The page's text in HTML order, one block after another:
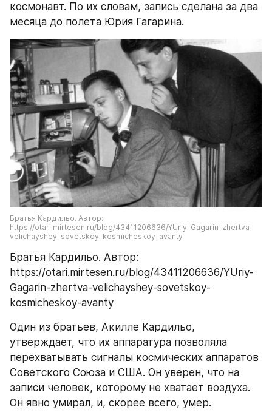
космонавт. По их словам, запись сделана за два
месяца до полета Юрия Гагарина.
Братья Кардильо. Автор:
https://otari.mirtesen.ru/blog/43411206636/YUriy-Gagarin-zhertva-
velichayshey-sovetskoy-kosmicheskoy-avanty
Братья Кардильо. Автор:
https://otari.mirtesen.ru/blog/43411206636/YUriy-
Gagarin-zhertva-velichayshey-sovetskoy-
kosmicheskoy-avanty
Один из братьев, Акилле Кардильо,
утверждает, что их аппаратура позволяла
перехватывать сигналы космических аппаратов
Советского Союза и США. Он уверен, что на
записи человек, которому не хватает воздуха.
Он явно умирал, и, скорее всего, умер.